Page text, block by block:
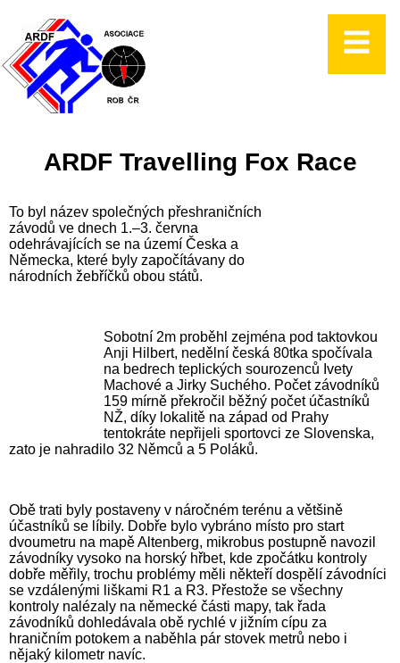
ARDF Travelling Fox Race
To byl název společných přeshraničních
závodů ve dnech 1.–3. června
odehrávajících se na území Česka a
Německa, které byly započítávany do
národních žebříčků obou států.
Sobotní 2m proběhl zejména pod taktovkou
Anji Hilbert, nedělní česká 80tka spočívala
na bedrech teplických sourozenců Ivety
Machové a Jirky Suchého. Počet závodníků
159 mírně překročil běžný počet účastníků
NŽ, díky lokalitě na západ od Prahy
tentokráte nepřijeli sportovci ze Slovenska,
zato je nahradilo 32 Němců a 5 Poláků.
Obě trati byly postaveny v náročném terénu a většině
účastníků se líbily. Dobře bylo vybráno místo pro start
dvoumetru na mapě Altenberg, mikrobus postupně navozil
závodníky vysoko na horský hřbet, kde zpočátku kontroly
dobře měřily, trochu problémy měli někteří dospělí závodníci
se vzdálenými liškami R1 a R3. Přestože se všechny
kontroly nalézaly na německé části mapy, tak řada
závodníků dohledávala obě rychlé v jižním cípu za
hraničním potokem a naběhla pár stovek metrů nebo i
nějaký kilometr navíc.